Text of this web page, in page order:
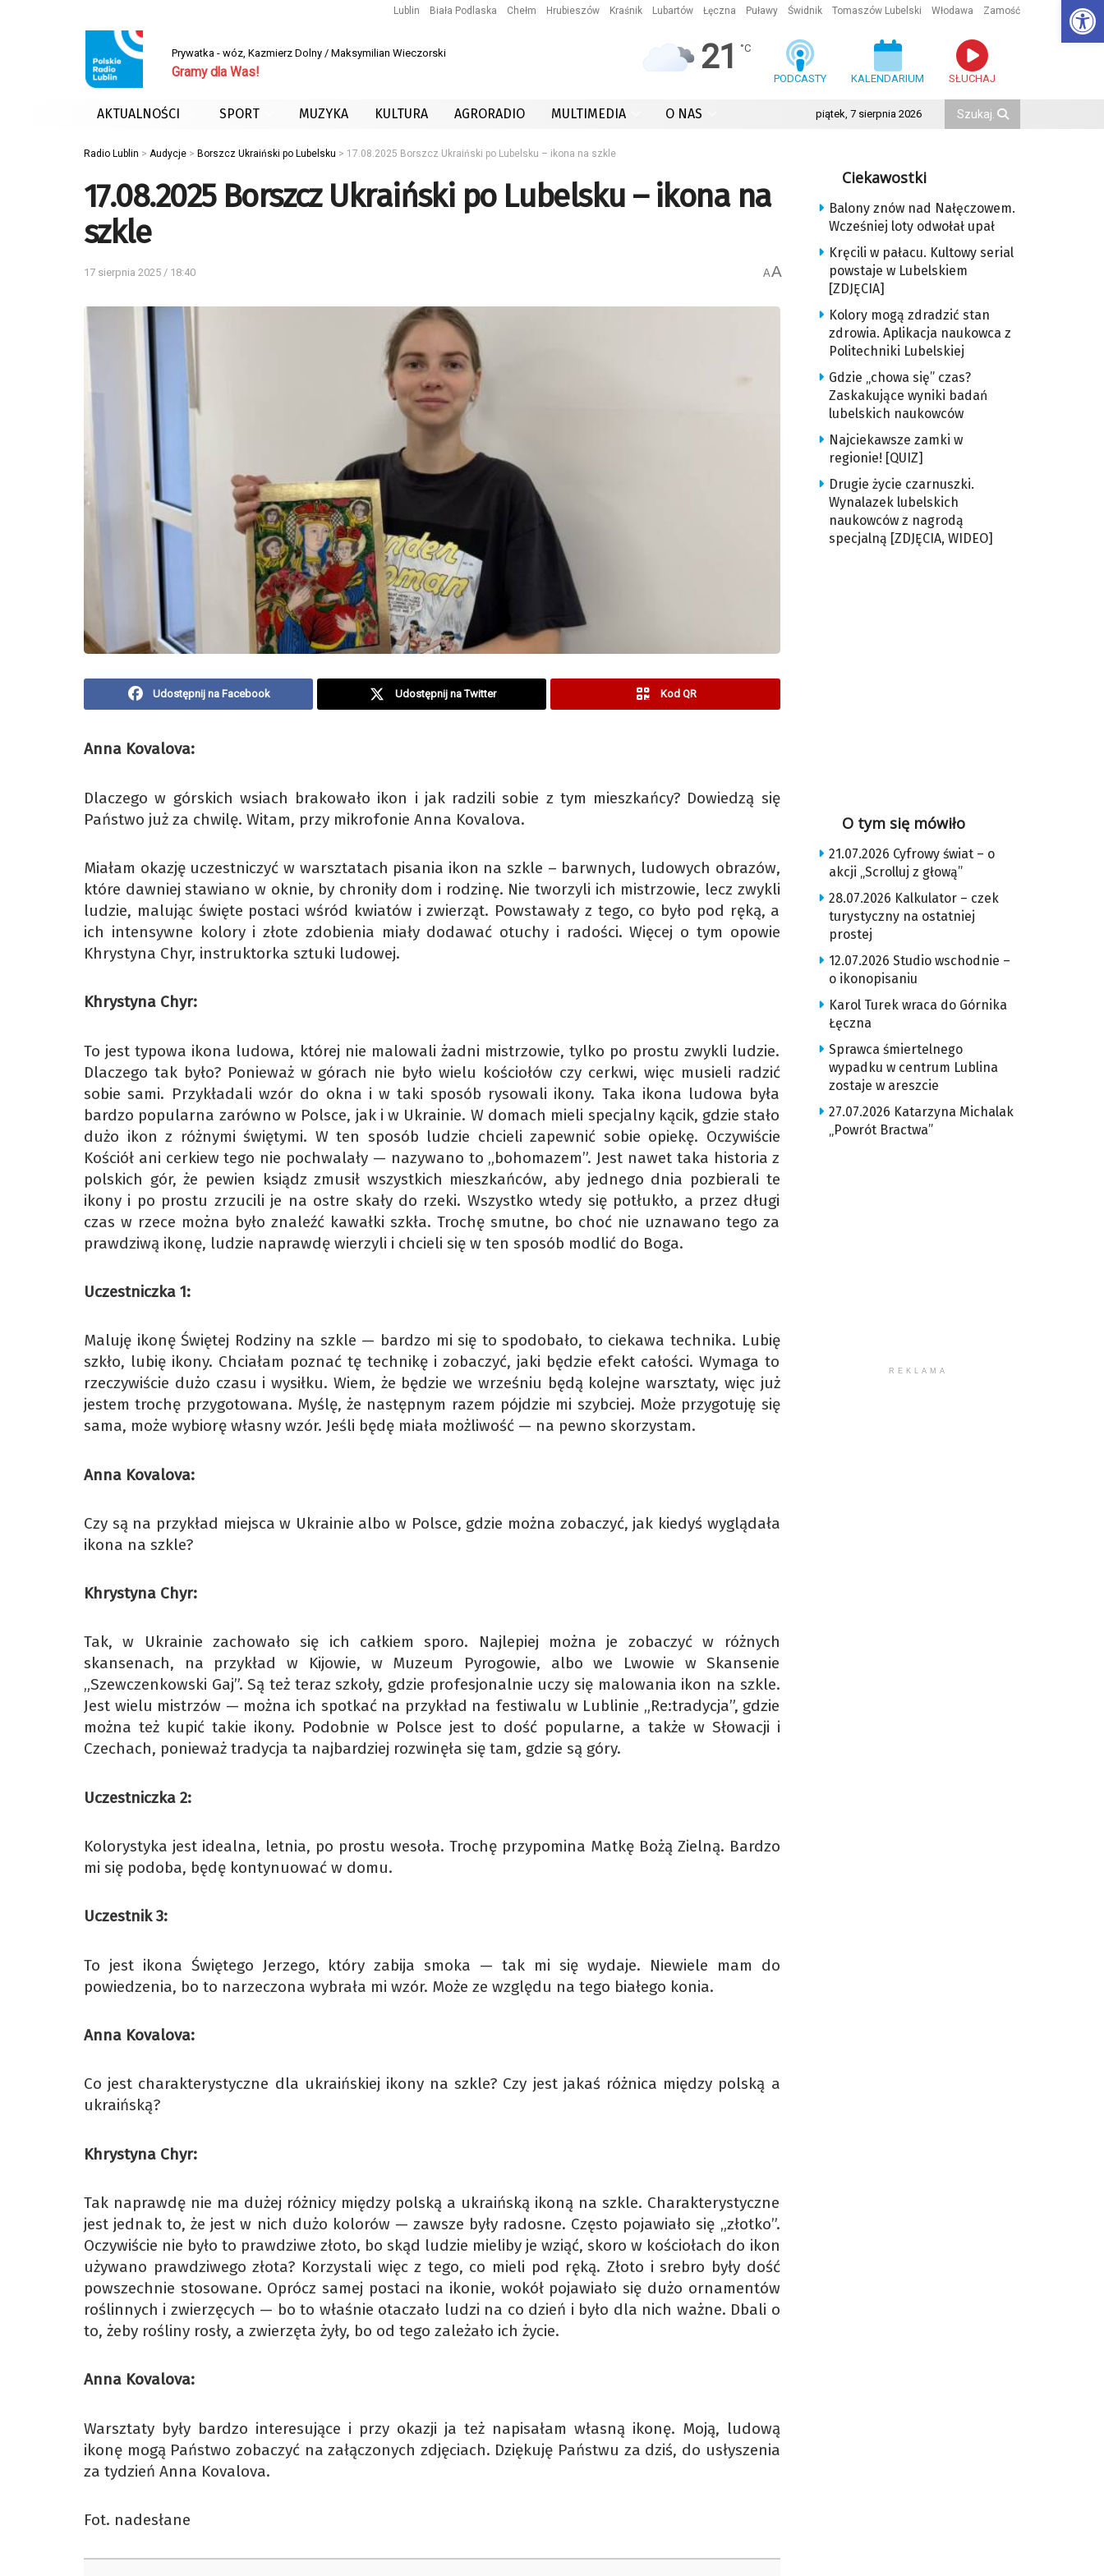
Lublin Biała Podlaska Chełm Hrubieszów Kraśnik Lubartów Łęczna Puławy Świdnik Tomaszów Lubelski Włodawa Zamość
Prywatka - wóz, Kazmierz Dolny / Maksymilian Wieczorski
Gramy dla Was! 21 °C
PODCASTY KALENDARIUM SŁUCHAJ
AKTUALNOŚCI SPORT MUZYKA KULTURA AGRORADIO MULTIMEDIA O NAS piątek, 7 sierpnia 2026
Radio Lublin > Audycje > Borszcz Ukraiński po Lubelsku > 17.08.2025 Borszcz Ukraiński po Lubelsku – ikona na szkle
17.08.2025 Borszcz Ukraiński po Lubelsku – ikona na
szkle
17 sierpnia 2025 / 18:40 AA
Udostępnij na Facebook Udostępnij na Twitter Kod QR
Anna Kovalova:
Dlaczego w górskich wsiach brakowało ikon i jak radzili sobie z tym mieszkańcy? Dowiedzą się
Państwo już za chwilę. Witam, przy mikrofonie Anna Kovalova.
Miałam okazję uczestniczyć w warsztatach pisania ikon na szkle – barwnych, ludowych obrazów,
które dawniej stawiano w oknie, by chroniły dom i rodzinę. Nie tworzyli ich mistrzowie, lecz zwykli
ludzie, malując święte postaci wśród kwiatów i zwierząt. Powstawały z tego, co było pod ręką, a
ich intensywne kolory i złote zdobienia miały dodawać otuchy i radości. Więcej o tym opowie
Khrystyna Chyr, instruktorka sztuki ludowej.
Khrystyna Chyr:
To jest typowa ikona ludowa, której nie malowali żadni mistrzowie, tylko po prostu zwykli ludzie.
Dlaczego tak było? Ponieważ w górach nie było wielu kościołów czy cerkwi, więc musieli radzić
sobie sami. Przykładali wzór do okna i w taki sposób rysowali ikony. Taka ikona ludowa była
bardzo popularna zarówno w Polsce, jak i w Ukrainie. W domach mieli specjalny kącik, gdzie stało
dużo ikon z różnymi świętymi. W ten sposób ludzie chcieli zapewnić sobie opiekę. Oczywiście
Kościół ani cerkiew tego nie pochwalały — nazywano to „bohomazem”. Jest nawet taka historia z
polskich gór, że pewien ksiądz zmusił wszystkich mieszkańców, aby jednego dnia pozbierali te
ikony i po prostu zrzucili je na ostre skały do rzeki. Wszystko wtedy się potłukło, a przez długi
czas w rzece można było znaleźć kawałki szkła. Trochę smutne, bo choć nie uznawano tego za
prawdziwą ikonę, ludzie naprawdę wierzyli i chcieli się w ten sposób modlić do Boga.
Uczestniczka 1:
Maluję ikonę Świętej Rodziny na szkle — bardzo mi się to spodobało, to ciekawa technika. Lubię
szkło, lubię ikony. Chciałam poznać tę technikę i zobaczyć, jaki będzie efekt całości. Wymaga to
rzeczywiście dużo czasu i wysiłku. Wiem, że będzie we wrześniu będą kolejne warsztaty, więc już
jestem trochę przygotowana. Myślę, że następnym razem pójdzie mi szybciej. Może przygotuję się
sama, może wybiorę własny wzór. Jeśli będę miała możliwość — na pewno skorzystam.
Anna Kovalova:
Czy są na przykład miejsca w Ukrainie albo w Polsce, gdzie można zobaczyć, jak kiedyś wyglądała
ikona na szkle?
Khrystyna Chyr:
Tak, w Ukrainie zachowało się ich całkiem sporo. Najlepiej można je zobaczyć w różnych
skansenach, na przykład w Kijowie, w Muzeum Pyrogowie, albo we Lwowie w Skansenie
„Szewczenkowski Gaj”. Są też teraz szkoły, gdzie profesjonalnie uczy się malowania ikon na szkle.
Jest wielu mistrzów — można ich spotkać na przykład na festiwalu w Lublinie „Re:tradycja”, gdzie
można też kupić takie ikony. Podobnie w Polsce jest to dość popularne, a także w Słowacji i
Czechach, ponieważ tradycja ta najbardziej rozwinęła się tam, gdzie są góry.
Uczestniczka 2:
Kolorystyka jest idealna, letnia, po prostu wesoła. Trochę przypomina Matkę Bożą Zielną. Bardzo
mi się podoba, będę kontynuować w domu.
Uczestnik 3:
To jest ikona Świętego Jerzego, który zabija smoka — tak mi się wydaje. Niewiele mam do
powiedzenia, bo to narzeczona wybrała mi wzór. Może ze względu na tego białego konia.
Anna Kovalova:
Co jest charakterystyczne dla ukraińskiej ikony na szkle? Czy jest jakaś różnica między polską a
ukraińską?
Khrystyna Chyr:
Tak naprawdę nie ma dużej różnicy między polską a ukraińską ikoną na szkle. Charakterystyczne
jest jednak to, że jest w nich dużo kolorów — zawsze były radosne. Często pojawiało się „złotko”.
Oczywiście nie było to prawdziwe złoto, bo skąd ludzie mieliby je wziąć, skoro w kościołach do ikon
używano prawdziwego złota? Korzystali więc z tego, co mieli pod ręką. Złoto i srebro były dość
powszechnie stosowane. Oprócz samej postaci na ikonie, wokół pojawiało się dużo ornamentów
roślinnych i zwierzęcych — bo to właśnie otaczało ludzi na co dzień i było dla nich ważne. Dbali o
to, żeby rośliny rosły, a zwierzęta żyły, bo od tego zależało ich życie.
Anna Kovalova:
Warsztaty były bardzo interesujące i przy okazji ja też napisałam własną ikonę. Moją, ludową
ikonę mogą Państwo zobaczyć na załączonych zdjęciach. Dziękuję Państwu za dziś, do usłyszenia
za tydzień Anna Kovalova.
Fot. nadesłane
Ciekawostki
Balony znów nad Nałęczowem.
Wcześniej loty odwołał upał
Kręcili w pałacu. Kultowy serial
powstaje w Lubelskiem
[ZDJĘCIA]
Kolory mogą zdradzić stan
zdrowia. Aplikacja naukowca z
Politechniki Lubelskiej
Gdzie „chowa się” czas?
Zaskakujące wyniki badań
lubelskich naukowców
Najciekawsze zamki w
regionie! [QUIZ]
Drugie życie czarnuszki.
Wynalazek lubelskich
naukowców z nagrodą
specjalną [ZDJĘCIA, WIDEO]
O tym się mówiło
21.07.2026 Cyfrowy świat – o
akcji „Scrolluj z głową”
28.07.2026 Kalkulator – czek
turystyczny na ostatniej
prostej
12.07.2026 Studio wschodnie –
o ikonopisaniu
Karol Turek wraca do Górnika
Łęczna
Sprawca śmiertelnego
wypadku w centrum Lublina
zostaje w areszcie
27.07.2026 Katarzyna Michalak
„Powrót Bractwa”
REKLAMA